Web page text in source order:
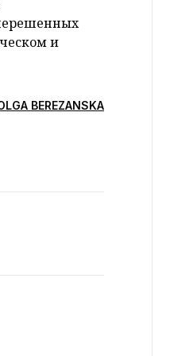
и
BEREZANSKA